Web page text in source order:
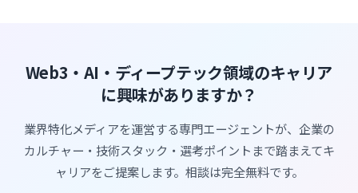
Web3・AI・ディープテック領域のキャリア
に興味がありますか？
業界特化メディアを運営する専門エージェントが、企業の
カルチャー・技術スタック・選考ポイントまで踏まえてキ
ャリアをご提案します。相談は完全無料です。